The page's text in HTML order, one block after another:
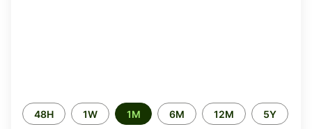
Time
period
48H 1W 1M 6M 12M 5Y